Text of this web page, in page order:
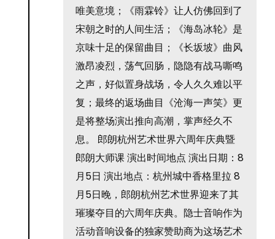
唯美意境；《雨霖铃》让人仿佛回到了
宋朝之时的人间生活；《海岛冰轮》是
京味十足的保留曲目；《长坂坡》曲风
激昂凌烈，荡气回肠，隐隐有战马嘶鸣
之声，好似置身战场，令人久久难以平
复；最终的返场曲目《沧海一声笑》更
是将整场演出推向高潮，掌声经久不
息。 郎朗杭州艺术世界六周年庆典暨
郎朗大师课 演出时间地点 演出日期：8
月5日 演出地点：杭州城中香格里拉 8
月5日晚，郎朗杭州艺术世界迎来了其
璀璨夺目的六周年庆典。隐士音响作为
活动音响设备的独家赞助商为这场艺术